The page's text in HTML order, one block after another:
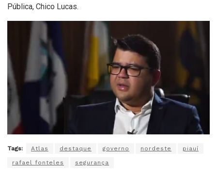
Pública, Chico Lucas.
Tags: Atlas destaque governo nordeste piauí
rafael fonteles segurança